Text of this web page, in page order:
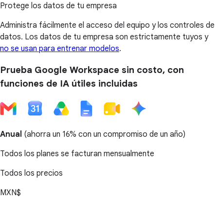
Protege los datos de tu empresa
Administra fácilmente el acceso del equipo y los controles de
datos. Los datos de tu empresa son estrictamente tuyos y
no se usan para entrenar modelos.
Prueba Google Workspace sin costo, con
funciones de IA útiles incluidas
Anual (ahorra un 16% con un compromiso de un año)
Todos los planes se facturan mensualmente
Todos los precios
MXN$